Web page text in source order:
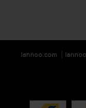
lannoo.com